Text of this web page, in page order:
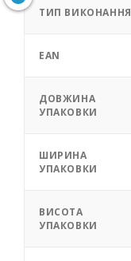
ТИП ВИКОНАННЯ
EAN
ДОВЖИНА
УПАКОВКИ
ШИРИНА
УПАКОВКИ
ВИСОТА
УПАКОВКИ